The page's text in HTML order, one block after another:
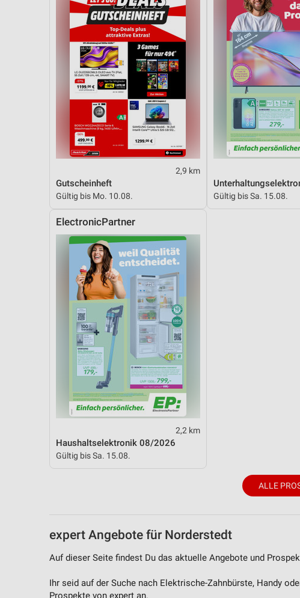
2,9 km
Gutscheinheft
Gültig bis Mo. 10.08. Gültig bis Sa. 15.08.
ElectronicPartner
2,2 km
Haushaltselektronik 08/2026
Gültig bis Sa. 15.08.
ALLE
expert Angebote für Norderstedt
Auf dieser Seite findest Du das aktuelle Angebote und
Ihr seid auf der Suche nach Elektrische-Zahnbürste, Handy
Prospekte von expert an.
Verwendung von Profilen zur Auswahl personalisierter Inhalte
Messung der Werbeleistung
Messung der Performance von Inhalten
Analyse von Zielgruppen durch Statistiken oder Kombinationen von
Entwicklung und Verbesserung der Angebote
Verwendung reduzierter Daten zur Auswahl von Inhalten
Verwendung genauer Standortdaten
Nicht-IAB-Verarbeitungszwecke: